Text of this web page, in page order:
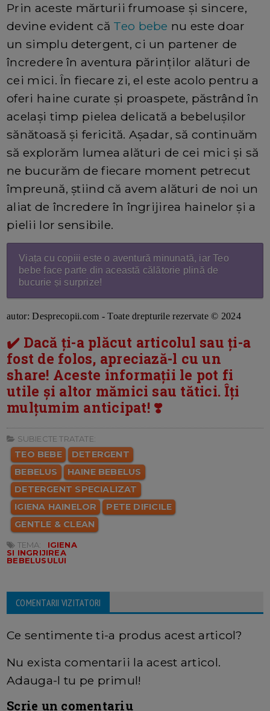
Prin aceste mărturii frumoase și sincere,
devine evident că Teo bebe nu este doar
un simplu detergent, ci un partener de
încredere în aventura părinților alături de
cei mici. În fiecare zi, el este acolo pentru a
oferi haine curate și proaspete, păstrând în
același timp pielea delicată a bebelușilor
sănătoasă și fericită. Așadar, să continuăm
să explorăm lumea alături de cei mici și să
ne bucurăm de fiecare moment petrecut
împreună, știind că avem alături de noi un
aliat de încredere în îngrijirea hainelor și a
pielii lor sensibile.
Viața cu copiii este o aventură minunată, iarTeo
bebe face parte din această călătorie plină de
bucurie și surprize!
autor: Desprecopii.com - Toate drepturile rezervate © 2024
✔️ Dacă ți-a plăcut articolul sau ți-a
fost de folos, apreciază-l cu un
share! Aceste informații le pot fi
utile și altor mămici sau tătici. Îți
mulțumim anticipat! ❣️
SUBIECTE TRATATE:
TEO BEBE
DETERGENT
BEBELUS
HAINE BEBELUS
DETERGENT SPECIALIZAT
IGIENA HAINELOR
PETE DIFICILE
GENTLE & CLEAN
TEMA:
IGIENA
SI INGRIJIREA
BEBELUSULUI
COMENTARII VIZITATORI
Ce sentimente ti-a produs acest articol?
Nu exista comentarii la acest articol.
Adauga-l tu pe primul!
Scrie un comentariu